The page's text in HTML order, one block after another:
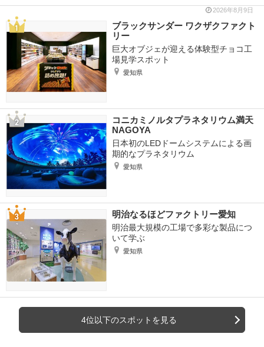
2026年8月9日
ブラックサンダー ワクザクファクト
リー
巨大オブジェが迎える体験型チョコ工
場見学スポット
愛知県
コニカミノルタプラネタリウム満天
NAGOYA
日本初のLEDドームシステムによる画
期的なプラネタリウム
愛知県
明治なるほどファクトリー愛知
明治最大規模の工場で多彩な製品につ
いて学ぶ
愛知県
4位以下のスポットを見る